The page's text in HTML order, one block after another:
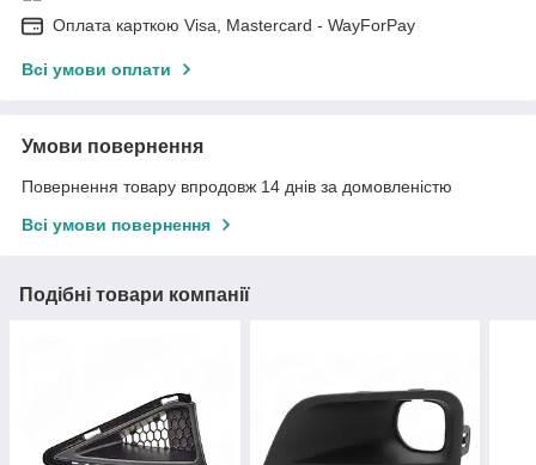
Оплата карткою Visa, Mastercard - WayForPay
Всі умови оплати
Умови повернення
Повернення товару впродовж 14 днів за домовленістю
Всі умови повернення
Подібні товари компанії